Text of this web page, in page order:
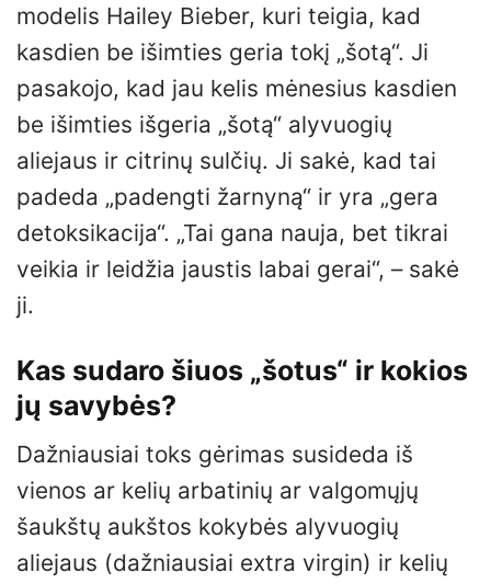
modelis Hailey Bieber, kuri teigia, kad
kasdien be išimties geria tokį „šotą“. Ji
pasakojo, kad jau kelis mėnesius kasdien
be išimties išgeria „šotą“ alyvuogių
aliejaus ir citrinų sulčių. Ji sakė, kad tai
padeda „padengti žarnyną“ ir yra „gera
detoksikacija“. „Tai gana nauja, bet tikrai
veikia ir leidžia jaustis labai gerai“, – sakė
ji.
Kas sudaro šiuos „šotus“ ir kokios
jų savybės?
Dažniausiai toks gėrimas susideda iš
vienos ar kelių arbatinių ar valgomųjų
šaukštų aukštos kokybės alyvuogių
aliejaus (dažniausiai extra virgin) ir kelių